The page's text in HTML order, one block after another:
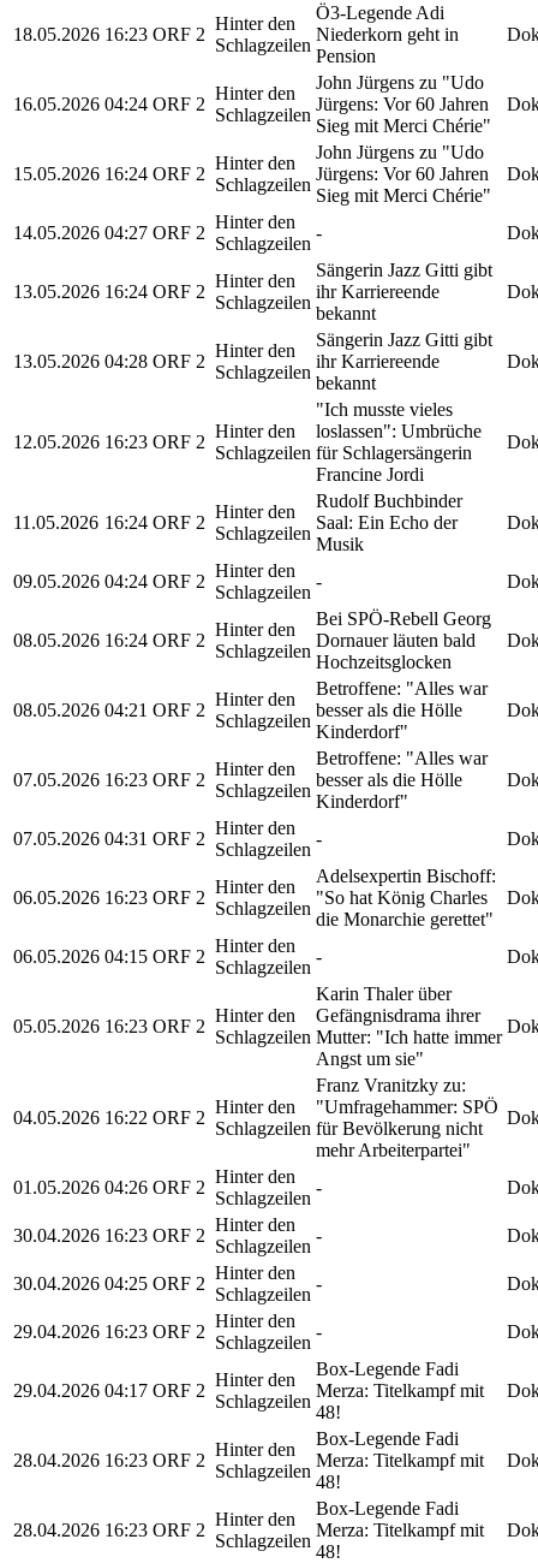
18.05.2026 16:23 ORF 2
Hinter den
Schlagzeilen
Ö3-Legende Adi
Niederkorn geht in
Pension
16.05.2026 04:24 ORF 2
Hinter den
Schlagzeilen
John Jürgens zu "Udo
Jürgens: Vor 60 Jahren
Sieg mit Merci Chérie"
15.05.2026 16:24 ORF 2
Hinter den
Schlagzeilen
John Jürgens zu "Udo
Jürgens: Vor 60 Jahren
Sieg mit Merci Chérie"
14.05.2026 04:27 ORF 2
Hinter den
Schlagzeilen
-
13.05.2026 16:24 ORF 2
Hinter den
Schlagzeilen
Sängerin Jazz Gitti gibt
ihr Karriereende
bekannt
13.05.2026 04:28 ORF 2
Hinter den
Schlagzeilen
Sängerin Jazz Gitti gibt
ihr Karriereende
bekannt
12.05.2026 16:23 ORF 2
Hinter den
Schlagzeilen
"Ich musste vieles
loslassen": Umbrüche
für Schlagersängerin
Francine Jordi
11.05.2026 16:24 ORF 2
Hinter den
Schlagzeilen
Rudolf Buchbinder
Saal: Ein Echo der
Musik
09.05.2026 04:24 ORF 2
Hinter den
Schlagzeilen
-
08.05.2026 16:24 ORF 2
Hinter den
Schlagzeilen
Bei SPÖ-Rebell Georg
Dornauer läuten bald
Hochzeitsglocken
08.05.2026 04:21 ORF 2
Hinter den
Schlagzeilen
Betroffene: "Alles war
besser als die Hölle
Kinderdorf"
07.05.2026 16:23 ORF 2
Hinter den
Schlagzeilen
Betroffene: "Alles war
besser als die Hölle
Kinderdorf"
07.05.2026 04:31 ORF 2
Hinter den
Schlagzeilen
-
06.05.2026 16:23 ORF 2
Hinter den
Schlagzeilen
Adelsexpertin Bischoff:
"So hat König Charles
die Monarchie gerettet"
06.05.2026 04:15 ORF 2
Hinter den
Schlagzeilen
-
05.05.2026 16:23 ORF 2
Hinter den
Schlagzeilen
Karin Thaler über
Gefängnisdrama ihrer
Mutter: "Ich hatte immer
Angst um sie"
04.05.2026 16:22 ORF 2
Hinter den
Schlagzeilen
Franz Vranitzky zu:
"Umfragehammer: SPÖ
für Bevölkerung nicht
mehr Arbeiterpartei"
01.05.2026 04:26 ORF 2
Hinter den
Schlagzeilen
-
30.04.2026 16:23 ORF 2
Hinter den
Schlagzeilen
-
30.04.2026 04:25 ORF 2
Hinter den
Schlagzeilen
-
29.04.2026 16:23 ORF 2
Hinter den
Schlagzeilen
-
29.04.2026 04:17 ORF 2
Hinter den
Schlagzeilen
Box-Legende Fadi
Merza: Titelkampf mit
48!
28.04.2026 16:23 ORF 2
Hinter den
Schlagzeilen
Box-Legende Fadi
Merza: Titelkampf mit
48!
28.04.2026 16:23 ORF 2
Hinter den
Schlagzeilen
Box-Legende Fadi
Merza: Titelkampf mit
48!